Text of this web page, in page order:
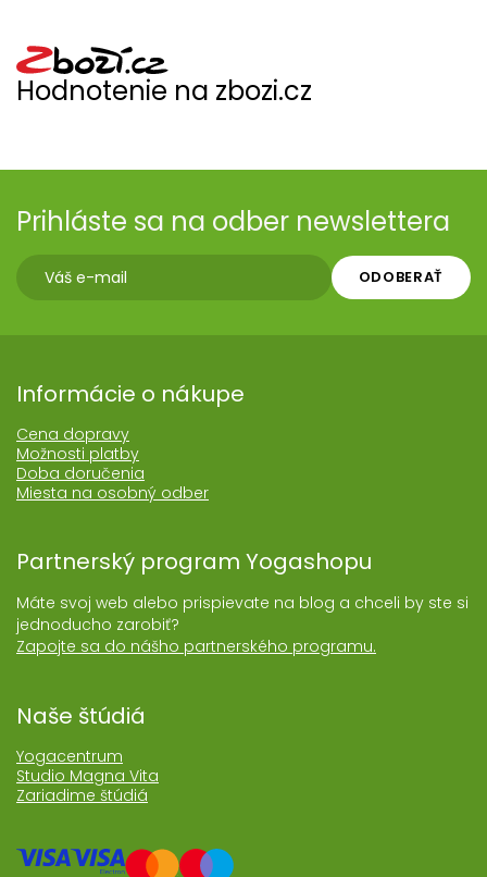
Hodnotenie na zbozi.cz
Prihláste sa na odber newslettera
ODOBERAŤ
Informácie o nákupe
Cena dopravy
Možnosti platby
Doba doručenia
Miesta na osobný odber
Partnerský program Yogashopu
Máte svoj web alebo prispievate na blog a chceli by ste si
jednoducho zarobiť?
Zapojte sa do nášho partnerského programu.
Naše štúdiá
Yogacentrum
Studio Magna Vita
Zariadime štúdiá